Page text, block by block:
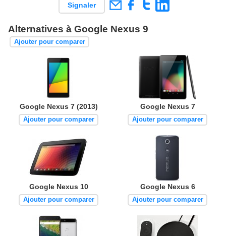
Signaler
Alternatives à Google Nexus 9
Ajouter pour comparer
Google Nexus 7 (2013)
Ajouter pour comparer
Google Nexus 7
Ajouter pour comparer
Google Nexus 10
Ajouter pour comparer
Google Nexus 6
Ajouter pour comparer